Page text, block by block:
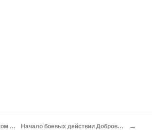
В 1–м Офицерском батальоне Начало боевых действии Добровольческой армии →